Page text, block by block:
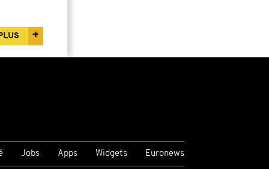
Jobs Apps Widgets Euronews